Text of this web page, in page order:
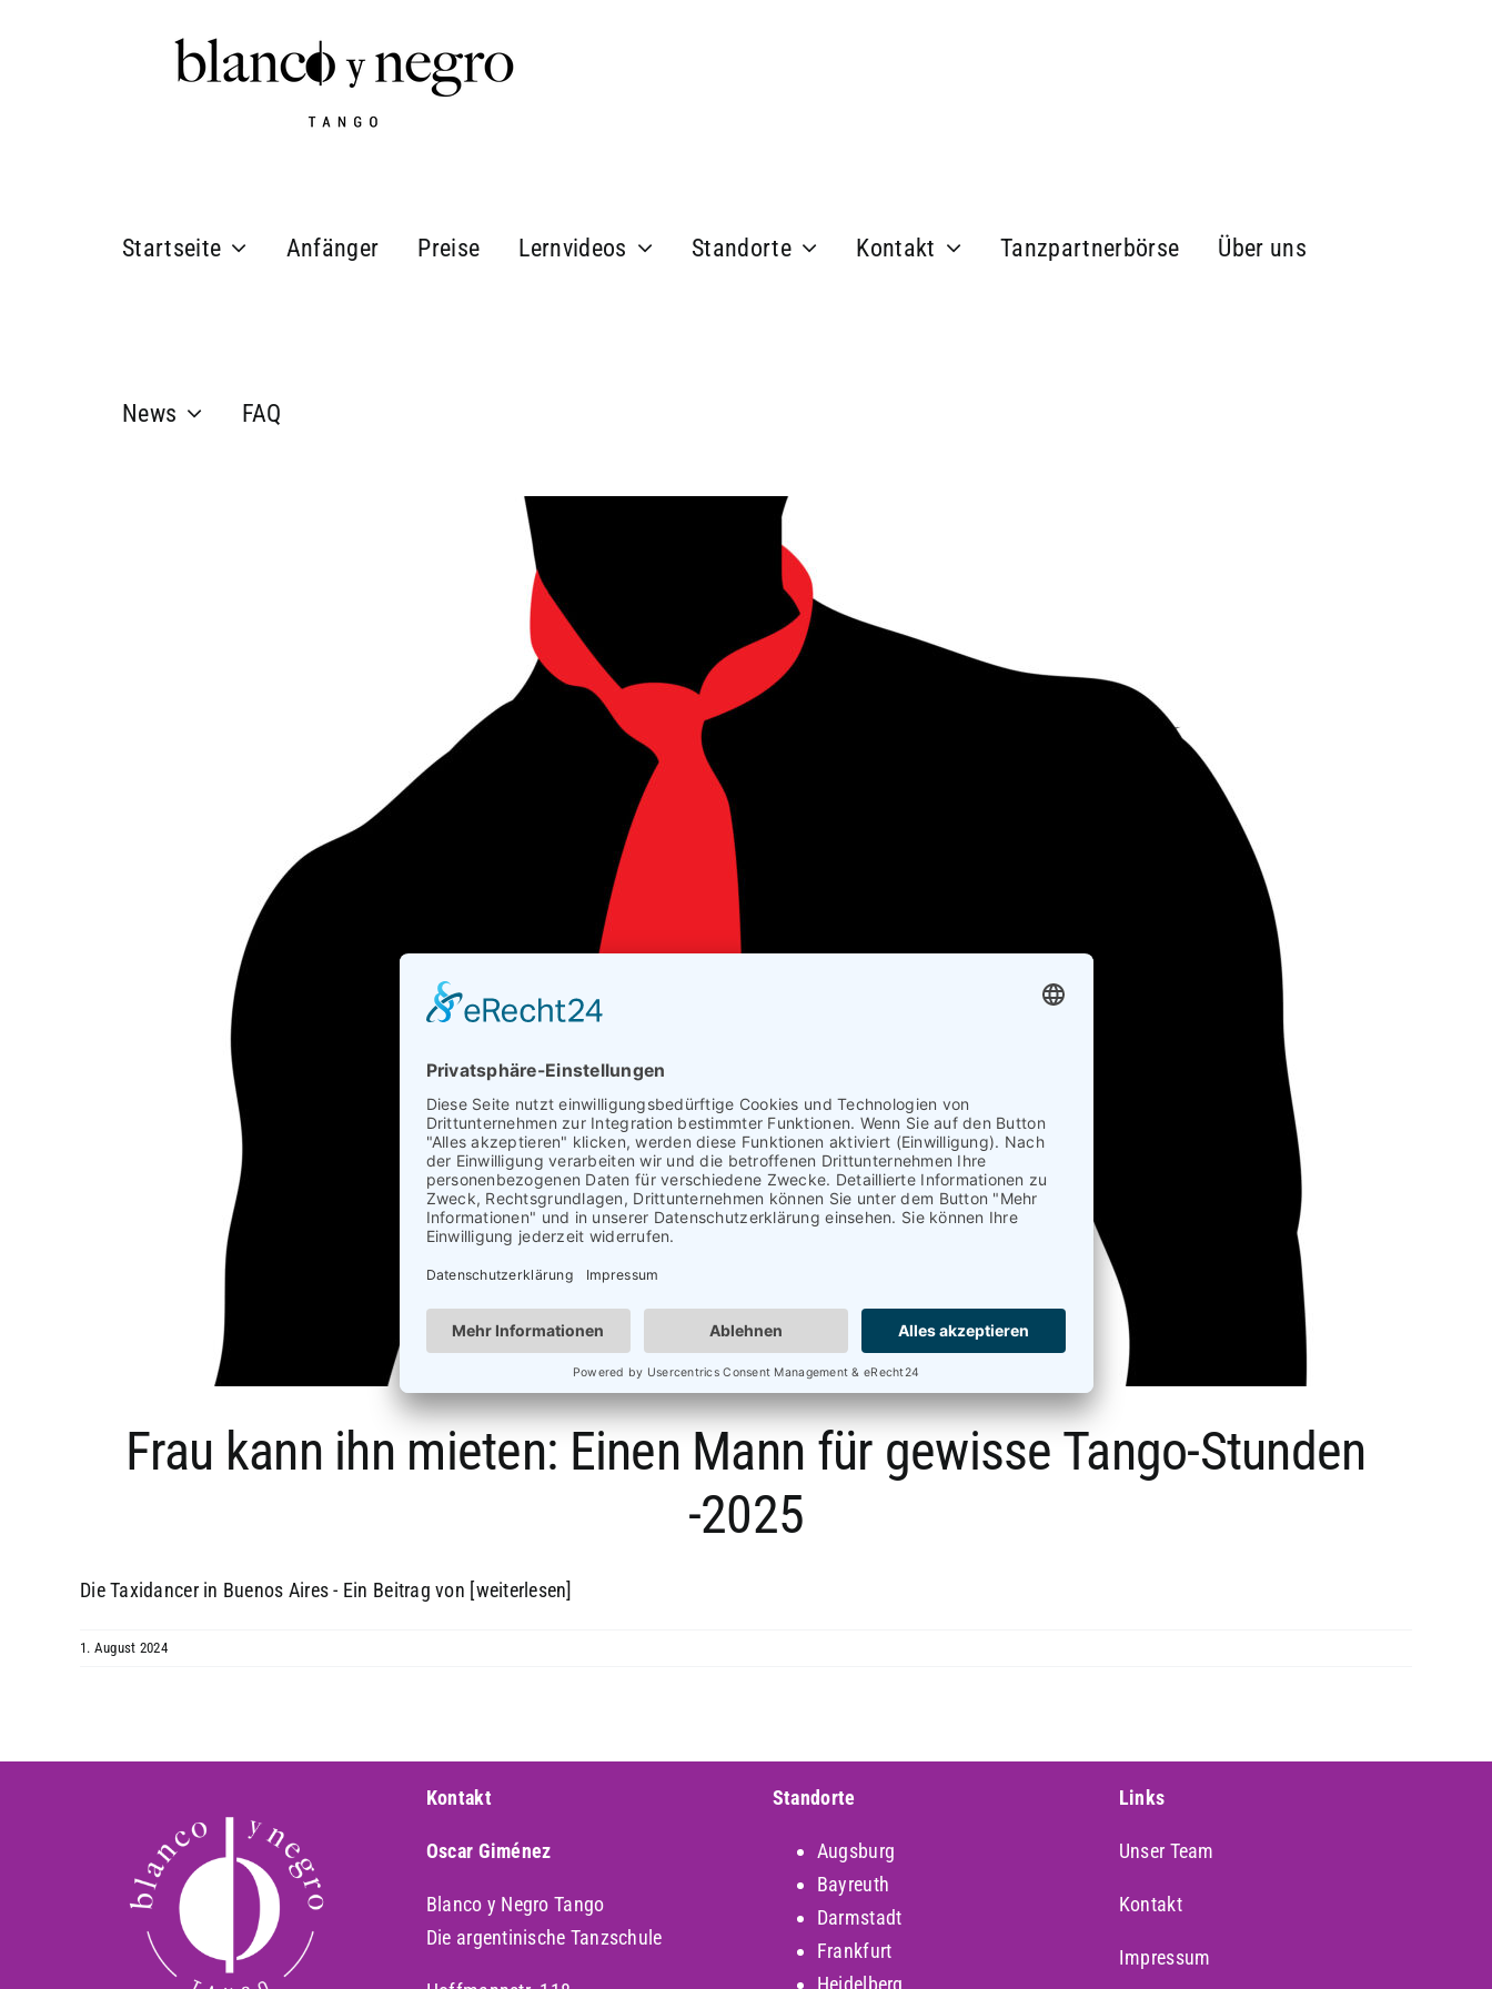
Startseite Anfänger Preise Lernvideos Standorte Kontakt Tanzpartnerbörse Über uns
News FAQ
Frau kann ihn mieten: Einen Mann für gewisse Tango-Stunden
-2025
Die Taxidancer in Buenos Aires - Ein Beitrag von [weiterlesen]
1. August 2024
Kontakt
Oscar Giménez
Blanco y Negro Tango
Die argentinische Tanzschule
Standorte
Augsburg
Bayreuth
Darmstadt
Frankfurt
Heidelberg
Links
Unser Team
Kontakt
Impressum